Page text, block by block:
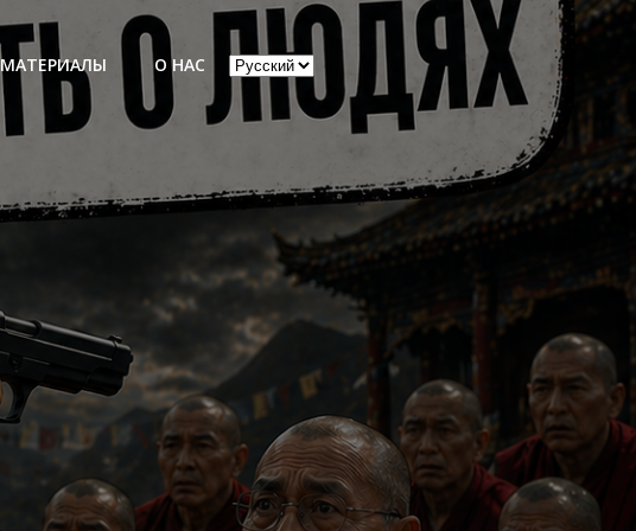
МАТЕРИАЛЫ О НАС
Выбрать
язык